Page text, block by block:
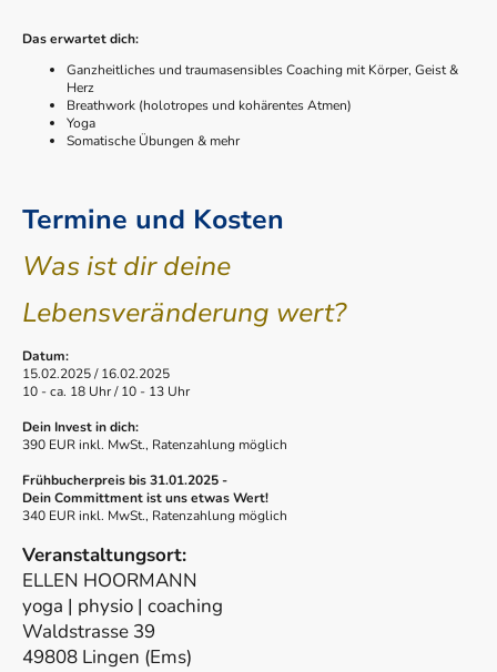
Das erwartet dich:
Ganzheitliches und traumasensibles Coaching mit Körper, Geist &
Herz
Breathwork (holotropes und kohärentes Atmen)
Yoga
Somatische Übungen & mehr
Termine und Kosten
Was ist dir deine
Lebensveränderung wert?
Datum:
15.02.2025 / 16.02.2025
10 - ca. 18 Uhr / 10 - 13 Uhr
Dein Invest in dich:
390 EUR inkl. MwSt., Ratenzahlung möglich
Frühbucherpreis bis 31.01.2025 -
Dein Committment ist uns etwas Wert!
340 EUR inkl. MwSt., Ratenzahlung möglich
Veranstaltungsort:
ELLEN HOORMANN
yoga | physio | coaching
Waldstrasse 39
49808 Lingen (Ems)